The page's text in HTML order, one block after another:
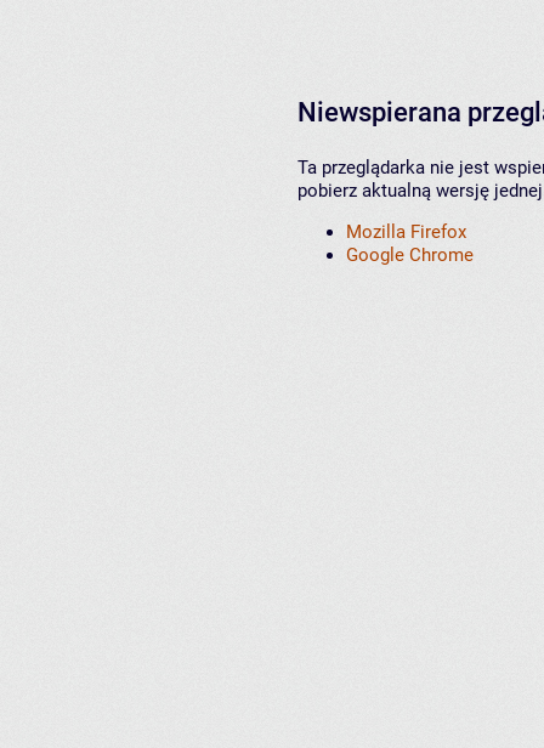
Niewspierana
Ta przeglądarka nie jest
pobierz aktualną wersję
Mozilla Firefox
Google Chrome